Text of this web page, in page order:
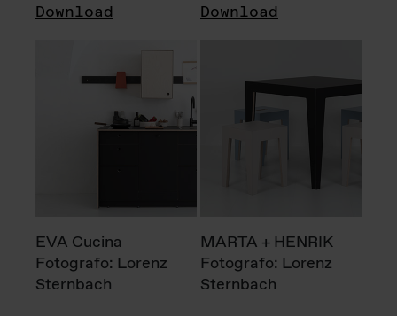
Download Download
EVA Cucina
Fotografo: Lorenz
Sternbach
MARTA + HENRIK
Fotografo: Lorenz
Sternbach